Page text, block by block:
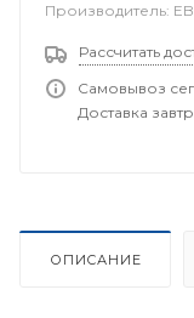
Производитель:
Рассчитать
Самовывоз
Доставка
ОПИСАНИЕ